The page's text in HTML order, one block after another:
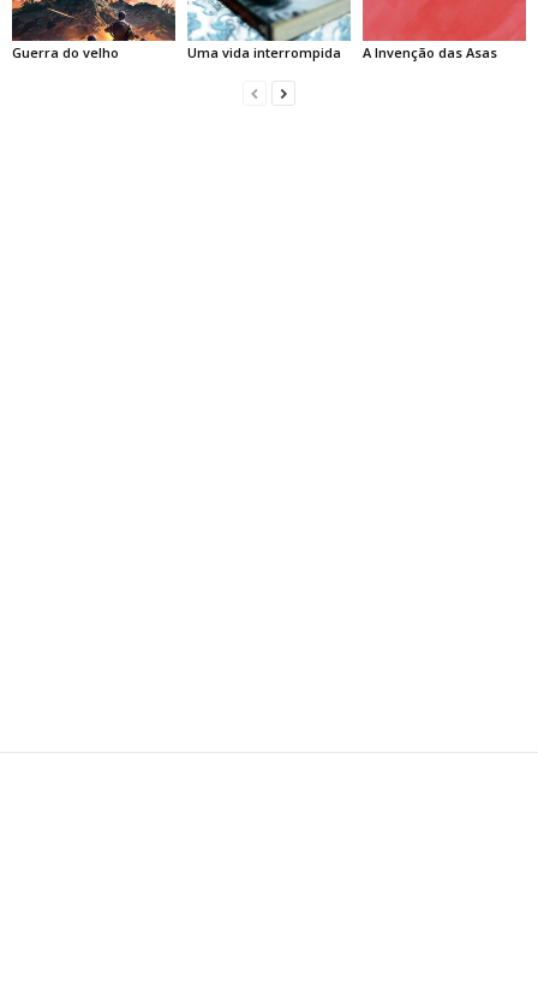
Guerra do velho Uma vida interrompida A Invenção das Asas